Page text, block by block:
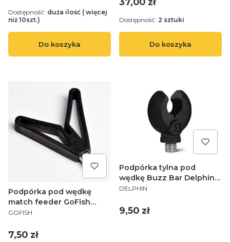
Do koszyka
Dostępność: duża ilość ( więcej
niż 10szt.)
Do koszyka
Dostępność: 2 sztuki
Podpórka pod wędkę
match feeder GoFish
Mega Head Front V-Rest
PRODUCENT
GOFISH
Cena
7,50 zł
Podpórka tylna pod
wędkę Buzz Bar Delphin
BOLDER
PRODUCENT
DELPHIN
Cena
9,50 zł